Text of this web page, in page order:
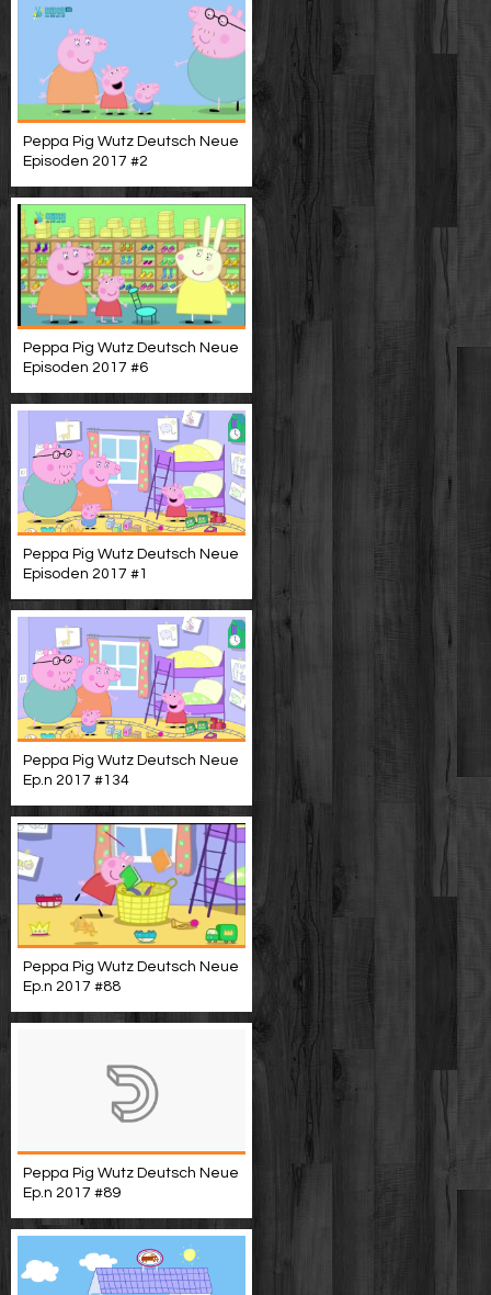
Peppa Pig Wutz Deutsch Neue
Episoden 2017 #2
Peppa Pig Wutz Deutsch Neue
Episoden 2017 #6
Peppa Pig Wutz Deutsch Neue
Episoden 2017 #1
Peppa Pig Wutz Deutsch Neue
Ep.n 2017 #134
Peppa Pig Wutz Deutsch Neue
Ep.n 2017 #88
Peppa Pig Wutz Deutsch Neue
Ep.n 2017 #89